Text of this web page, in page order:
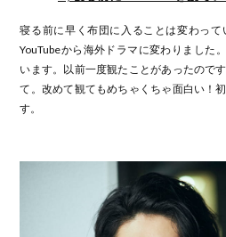
寝る前に早く布団に入ることは変わっ
YouTubeから海外ドラマに変わりました
います。以前一度観たことがあったので
て。改めて観てもめちゃくちゃ面白い！
す。